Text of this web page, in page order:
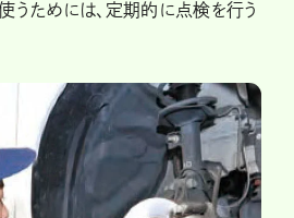
うためには、定期的に点検を行う